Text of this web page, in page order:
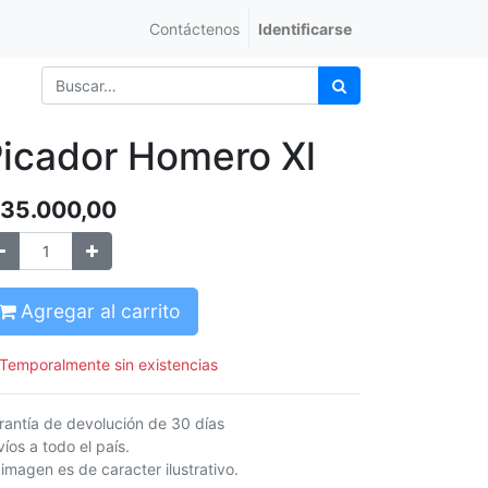
Contáctenos Identificarse
Homero Xl
35.000,00
Agregar al carrito
Temporalmente sin existencias
de devolución de 30 días
a todo el país.
es de caracter ilustrativo.